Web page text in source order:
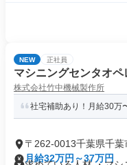
NEW 正社員
マシニングセンタオペ
株式会社竹中機械製作所
社宅補助あり！月給30万
〒262-0013千葉県千
月給32万円～37万円